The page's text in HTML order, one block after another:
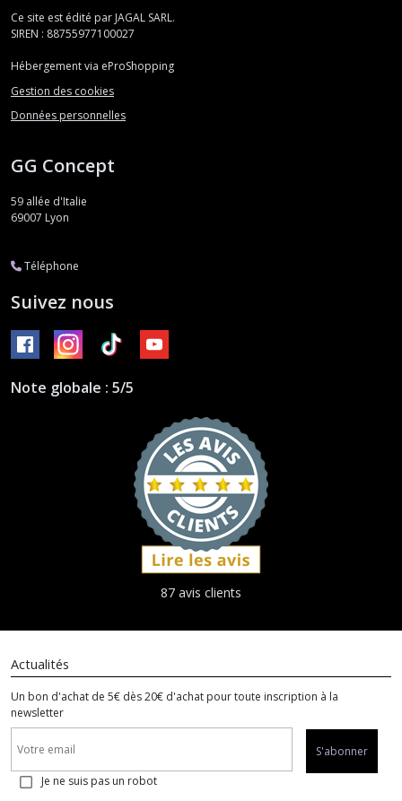
Ce site est édité par JAGAL SARL.
SIREN : 88755977100027
Hébergement via eProShopping
Gestion des cookies
Données personnelles
GG Concept
59 allée d'Italie
69007 Lyon
Téléphone
Suivez nous
Note globale : 5/5
87 avis clients
Actualités
Un bon d'achat de 5€ dès 20€ d'achat pour toute inscription à la
newsletter
S'abonner
Je ne suis pas un robot